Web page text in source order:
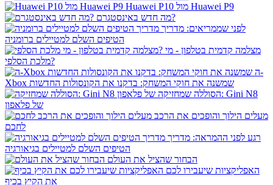
Huawei P10 מול Huawei P9
מה חדש באינסטגרם?
לפני שממריאים: מדריך
הטיפים השלם למטיילים ברומניה
מצלמה קדמית בטלפון - מי
מלכת הסלפי?
ה-
Xbox שמשנה את חוקי המשחק: בדקנו את הקונסולות החדשות
הסוללה שמחזיקה: Gini N8
של פלאפון
מעלים הילוך והופכים את הרכב
לחכם
רגע לפני ההמראה: מדריך
הטיפים השלם למטיילים בגיאורגיה
הבחור שהציל את העולם
האפליקציות שיעבירו לכם
את הקיץ בכיף